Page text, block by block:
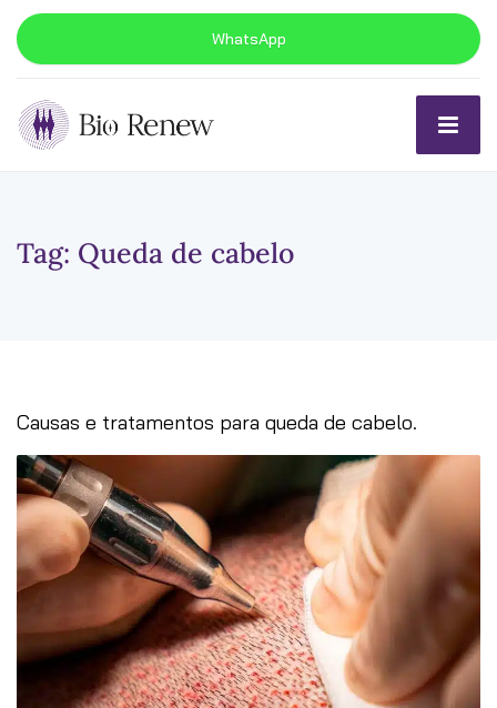
WhatsApp
Tag: Queda de cabelo
Causas e tratamentos para queda de cabelo.